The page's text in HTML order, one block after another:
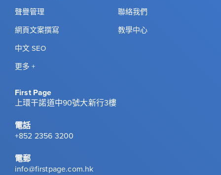
聲譽管理
網頁文案撰寫
中文 SEO
更多 +
聯絡我們
教學中心
First Page
上環干諾道中90號大新行3樓
電話
+852 2356 3200
電郵
info@firstpage.com.hk